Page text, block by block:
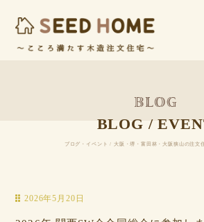
BLOG /
ブログ・イベント / 大阪・堺・富田林・大阪狭山の注文
2026年5月20日